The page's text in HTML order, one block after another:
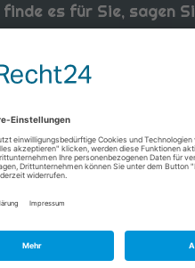
finde es für Sie, sagen
aus dem